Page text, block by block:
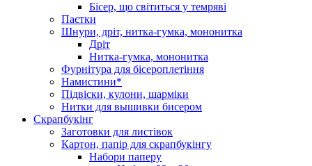
Бісер, що світиться у темряві
Паєтки
Шнури, дріт, нитка-гумка, мононитка
Дріт
Нитка-гумка, мононитка
Фурнітура для бісероплетіння
Намистини*
Підвіски, кулони, шарміки
Нитки для вышивки бисером
Скрапбукінг
Заготовки для листівок
Картон, папір для скрапбукінгу
Набори паперу